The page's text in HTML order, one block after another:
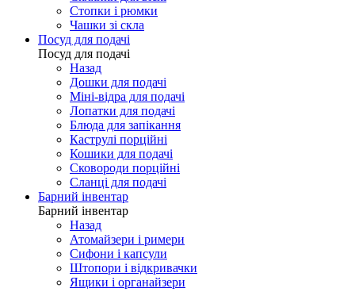
Стопки і рюмки
Чашки зі скла
Посуд для подачі
Посуд для подачі
Назад
Дошки для подачі
Міні-відра для подачі
Лопатки для подачі
Блюда для запікання
Каструлі порційні
Кошики для подачі
Сковороди порційні
Сланці для подачі
Барний інвентар
Барний інвентар
Назад
Атомайзери і римери
Сифони і капсули
Штопори і відкривачки
Ящики і органайзери